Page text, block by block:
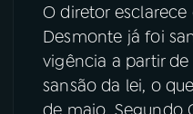
TikTok
O diretor esclarece
Desmonte já foi
vigência a partir
sansão da lei, o